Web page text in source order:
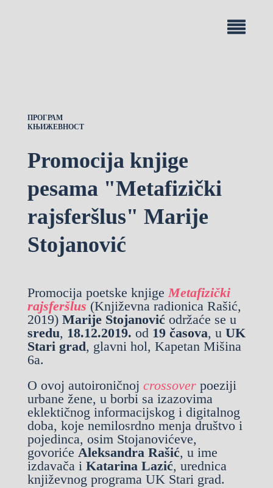
ПРОГРАМ
КЊИЖЕВНОСТ
Promocija knjige
pesama "Metafizički
rajsferšlus" Marije
Stojanović
Promocija poetske knjigeMetafizički
rajsferšlus (Književna radionica Rašić,
2019) Marije Stojanovićodržaće se u
sredu, 18.12.2019. od 19 časova, u UK
Stari grad, glavni hol, Kapetan Mišina
6a.
O ovoj autoironičnoj crossoverpoeziji
urbane žene, u borbi sa izazovima
eklektičnog informacijskog i digitalnog
doba, koje nemilosrdno menja društvo i
pojedinca, osim Stojanovićeve,
govoriće Aleksandra Rašić, u ime
izdavača i Katarina Lazić, urednica
književnog programa UK Stari grad.